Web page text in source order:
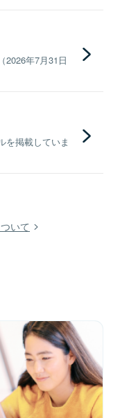
2026年7月31日
を掲載していま
いて